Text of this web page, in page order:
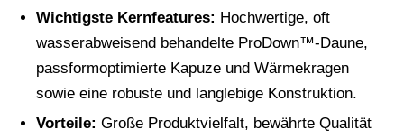
Wichtigste Kernfeatures: Hochwertige, oft
wasserabweisend behandelte ProDown™-Daune,
passformoptimierte Kapuze und Wärmekragen
sowie eine robuste und langlebige Konstruktion.
Vorteile: Große Produktvielfalt, bewährte Qualität